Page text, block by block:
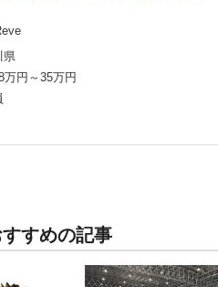
県
万円～35万円
すめの記事